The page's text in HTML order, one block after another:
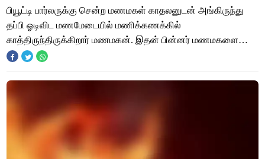
பியூட்டி பார்லருக்கு சென்ற மணமகள் காதலனுடன் அங்கிருந்து
தப்பி ஓடிவிட மணமேடையில் மணிக்கணக்கில்
காத்திருந்திருக்கிறார் மணமகன். இதன் பின்னர் மணமகளை
காணவில்லை என்று போலீசில் புகார் அளித்திருக்கிறார்கள்.